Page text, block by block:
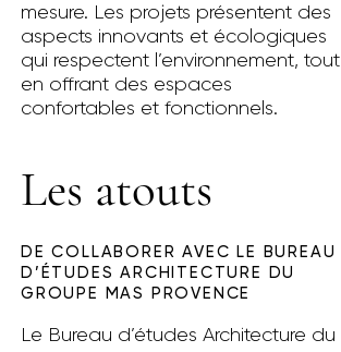
mesure. Les projets présentent des
aspects innovants et écologiques
qui respectent l’environnement, tout
en offrant des espaces
confortables et fonctionnels.
Les atouts
DE COLLABORER AVEC LE BUREAU
D’ÉTUDES ARCHITECTURE DU
GROUPE MAS PROVENCE
Le Bureau d’études Architecture du